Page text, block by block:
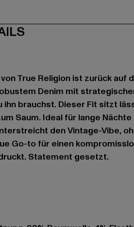
True Religion ist zurück auf
Denim mit
ihn brauchst. Dieser Fit sitzt
Saum. Ideal für lange Nächte
den Vintage-Vibe,
Go-to für einen
Statement gesetzt.